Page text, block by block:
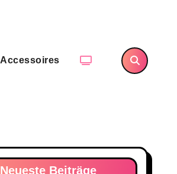
Accessoires
Neueste Beiträge